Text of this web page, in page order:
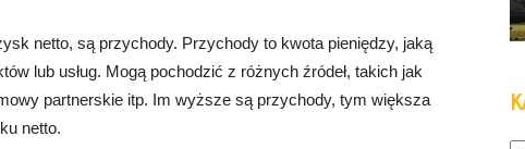
netto, są przychody. Przychody to kwota pieniędzy, jaką
lub usług. Mogą pochodzić z różnych źródeł, takich jak
partnerskie itp. Im wyższe są przychody, tym większa
netto.